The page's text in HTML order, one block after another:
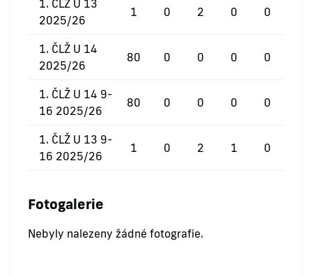
1. ČLŽ U 13
2025/26
1 0 2 0 0
1. ČLŽ U 14
2025/26
80 0 0 0 0
1. ČLŽ U 14 9-
16 2025/26
80 0 0 0 0
1. ČLŽ U 13 9-
16 2025/26
1 0 2 1 0
Fotogalerie
Nebyly nalezeny žádné fotografie.